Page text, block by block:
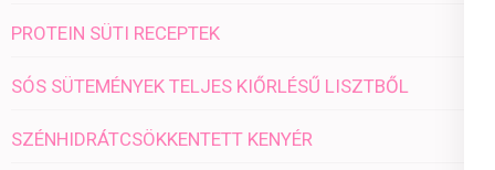
PROTEIN SÜTI RECEPTEK
SÓS SÜTEMÉNYEK TELJES KIŐRLÉSŰ LISZTBŐL
SZÉNHIDRÁTCSÖKKENTETT KENYÉR